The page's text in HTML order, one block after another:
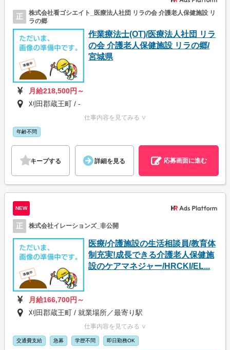
正
株式会社看ゴシエイト_医療法人社団 リラの会 介護老人保健施設 リ
ラの郷
作業療法士(OT)/医療法人社団 リラ
の会 介護老人保健施設 リラの郷/
宮城県
月給218,500円～
刈田郡蔵王町 / -
仕事内容を見てみる ∨
年齢不問
キープする 詳細を見る 応募画面に進む
NEW
正 株式会社イレーションズ_非公開
医療/介護施設の生活相談員/教育体
制充実!成長できる介護老人保健施
設のケアマネジャー/HRCKI/EL...
月給166,700円～
刈田郡蔵王町 / 就業場所／最寄り駅
仕事内容を見てみる ∨
交通費支給 急募 学歴不問 即日勤務OK